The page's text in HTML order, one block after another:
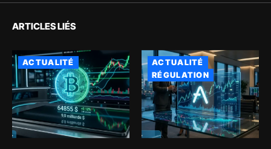
ARTICLES LIÉS
ACTUALITÉ
ACTUALITÉ
RÉGULATION